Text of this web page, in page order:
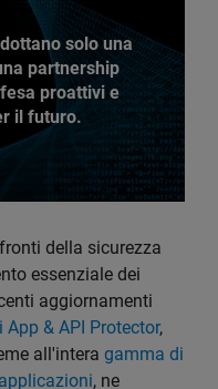
solo una
partnership
proattivi e
il futuro.
della sicurezza
essenziale dei
aggiornamenti
App & API Protector,
all'intera gamma di
, ne